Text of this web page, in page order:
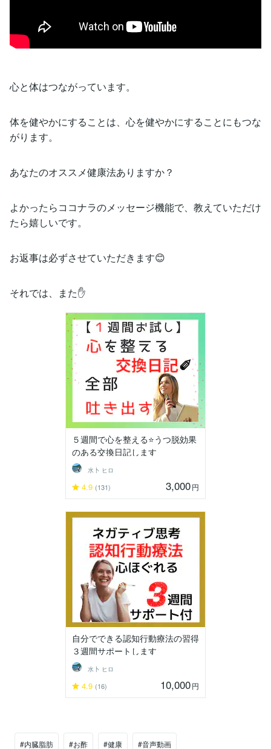
心と体はつながっています。
体を健やかにすることは、心を健やかにすることにもつな
がります。
あなたのオススメ健康法ありますか？
よかったらココナラのメッセージ機能で、教えていただけ
たら嬉しいです。
お返事は必ずさせていただきます😊
それでは、また✋
５週間で心を整える⭐うつ脱効果
のある交換日記します
水卜 ヒロ
4.9 (131) 3,000円
自分でできる認知行動療法の習得
３週間サポートします
水卜 ヒロ
4.9 (16) 10,000円
#内臓脂肪 #お酢 #健康 #音声動画